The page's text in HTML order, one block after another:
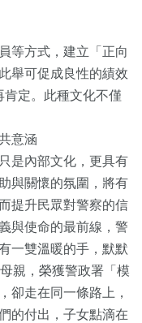
等方式，建立「正向
舉可促成良性的績效
定。此種文化不僅
意涵
是內部文化，更具有
與關懷的氛圍，將有
提升民眾對警察的信
與使命的最前線，警
一雙溫暖的手，默默
親，榮獲警政署「模
卻走在同一條路上，
的付出，子女點滴在